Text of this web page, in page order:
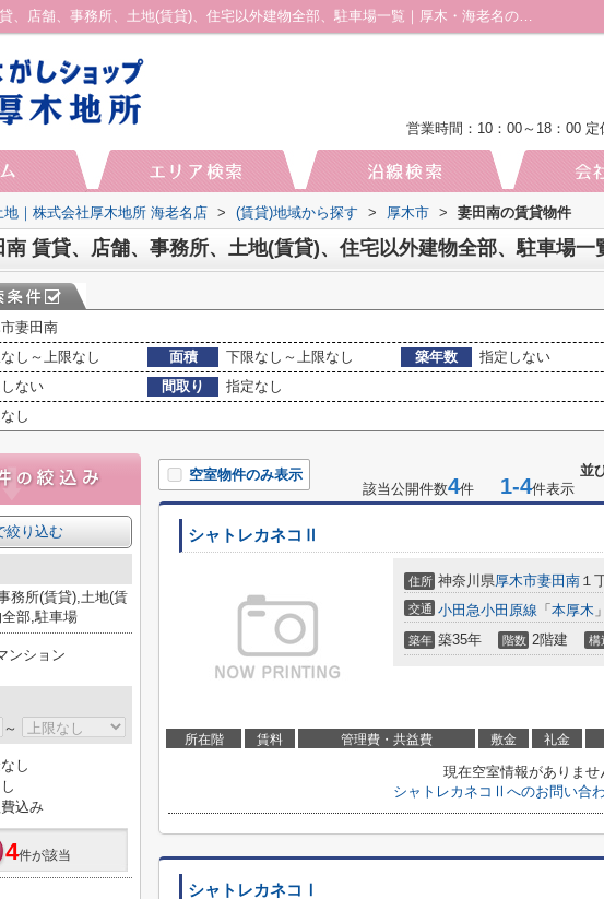
厚木市妻田南の賃貸、店舗、事務所、土地(賃貸)、住宅以外建物全部、駐車場一覧｜厚木・海老名の土地｜株式会社厚木地所 海老名店
営業時間：10：00～18：00 定
地｜株式会社厚木地所 海老名店 > (賃貸)地域から探す > 厚木市 > 妻田南の賃貸物件
南 賃貸、店舗、事務所、土地(賃貸)、住宅以外建物全部、駐車場一
妻田南
し～上限なし 面積 下限なし～上限なし 築年数
指定しない
ない 間取り
指定なし
し
並
空室物件のみ表示
該当公開件数4件 1-4件表示
シャトレカネコⅡ
住所 神奈川県厚木市妻田南 １
交通 小田急小田原線 「 本厚木
築年 築35年 階数 2階建 構
所在階 賃料 管理費・共益費 敷金 礼金
現在空室情報がありませ
シャトレカネコⅡへのお問い合
シャトレカネコⅠ
絞り込む
務所(賃貸),土地(賃
部,駐車場
ンション
～
し
込み
4件が該当